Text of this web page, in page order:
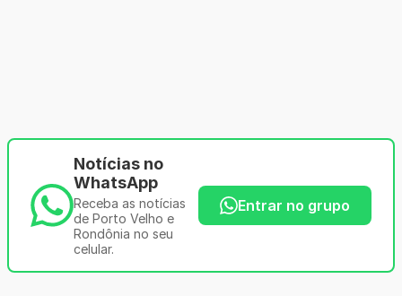
Notícias no
WhatsApp
Receba as notícias
de Porto Velho e
Rondônia no seu
celular.
Entrar no grupo